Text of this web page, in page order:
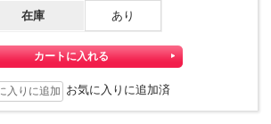
在庫 あり
お気に入りに追加済